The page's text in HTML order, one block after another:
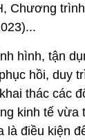
Chương
hình, tận
hồi, duy
thác các
kinh tế vừa
là điều kiện